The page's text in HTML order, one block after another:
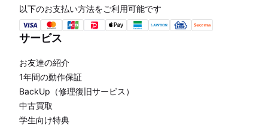
以下のお支払い方法をご利用可能です
サービス
お友達の紹介
1年間の動作保証
BackUp（修理復旧サービス）
中古買取
学生向け特典